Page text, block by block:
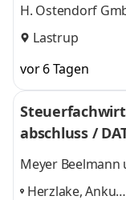
H. Ostendorf
Lastrup
vor 6 Tagen
abschluss /
Meyer Beelmann
Herzlake, Ankum,